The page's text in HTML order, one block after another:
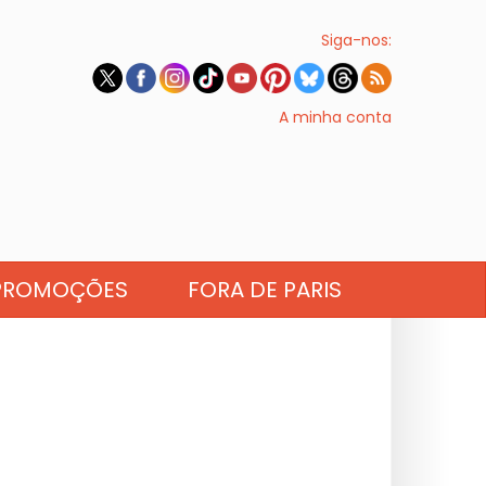
Siga-nos:
A minha conta
FORA DE PARIS